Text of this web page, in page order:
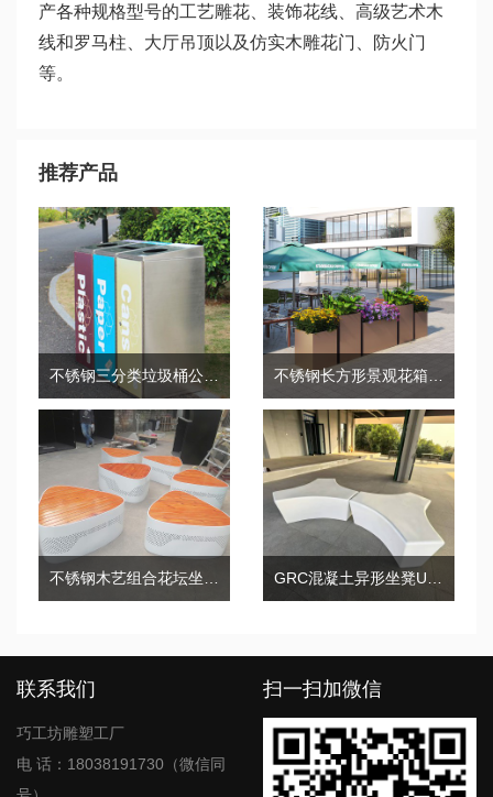
产各种规格型号的工艺雕花、装饰花线、高级艺术木
线和罗马柱、大厅吊顶以及仿实木雕花门、防火门
等。
推荐产品
联系我们
巧工坊雕塑工厂
电 话：18038191730（微信同
扫一扫加微信